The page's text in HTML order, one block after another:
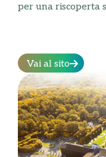
per una riscoperta
Vai al sito